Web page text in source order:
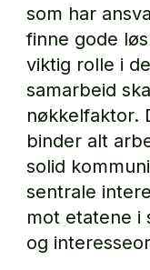
som har
finne gode
viktig rolle i
samarbeid
nøkkelfaktor.
binder alt
solid
sentrale
mot etatene i
og